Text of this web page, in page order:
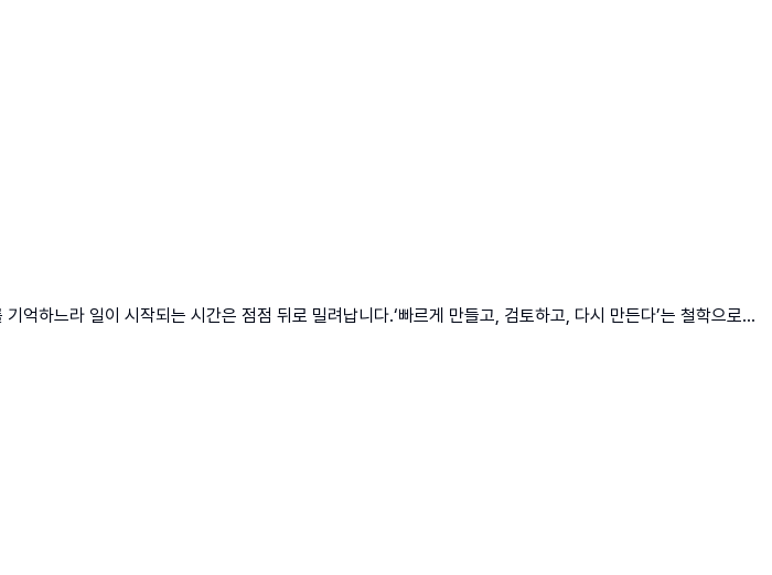
하느라 일이 시작되는 시간은 점점 뒤로 밀려납니다.‘빠르게 만들고, 검토하고, 다시 만든다’는 철학으로...